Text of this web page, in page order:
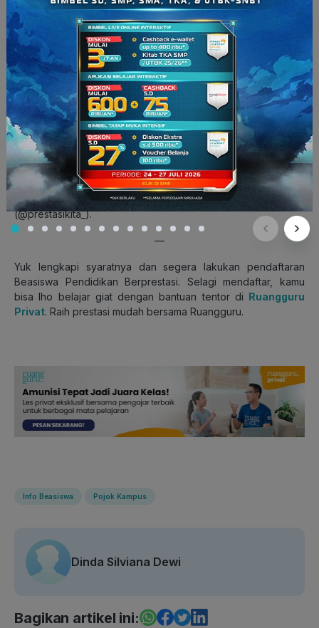
Tahapan seleksi Beasiswa Pendidikan Berprestasi
(source: Instagram.com/prestasikita_)
Bagi kamu yang ingin mendaftar, bisa akses laman Prestasi
Kita melalui alamathttps://prestasikita.com. Untuk informasi
lebih lengkap, kamu bisa juga akses ke media sosial Prestasi
Kita di Instagram (@prestasikita_) atau Twitter
(@prestasikita_).
—
Yuk lengkapi syaratnya dan segera lakukan pendaftaran
Beasiswa Pendidikan Berprestasi. Selagi mendaftar, kamu
bisa lho belajar giat dengan bantuan tentor di Ruangguru
Privat. Raih prestasi mudah bersama Ruangguru.
Info Beasiswa Pojok Kampus
Dinda Silviana Dewi
Bagikan artikel ini: